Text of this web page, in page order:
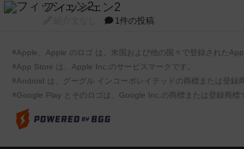
フィッシェン2
1件の投稿
※Apple、Apple のロゴ は、米国および他の国々で登録された
※App Store は、Apple Inc.のサービスマークです。
※Android は、グーグル インコーポレイテッドの商標または登録
※Google Play とそのロゴは、Google Inc.の商標または登録商標